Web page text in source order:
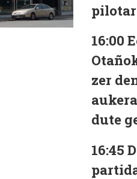
16:00
zer
dute
16:45